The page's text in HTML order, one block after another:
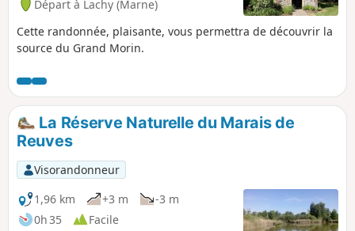
Départ à Lachy (Marne)
Cette randonnée, plaisante, vous permettra de découvrir la
source du Grand Morin.
La Réserve Naturelle du Marais de
Reuves
Visorandonneur
1,96 km
+3 m
-3 m
0h 35
Facile